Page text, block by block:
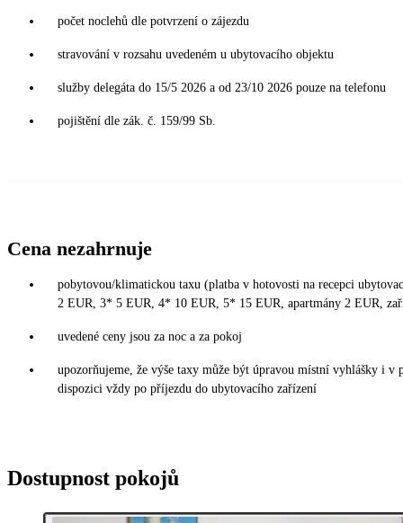
počet noclehů dle potvrzení o zájezdu
stravování v rozsahu uvedeném u ubytovacího objektu
služby delegáta do 15/5 2026 a od 23/10 2026 pouze na telefonu
pojištění dle zák. č. 159/99 Sb.
Cena nezahrnuje
pobytovou/klimatickou taxu (platba v hotovosti na recepci
2 EUR, 3* 5 EUR, 4* 10 EUR, 5* 15 EUR, apartmány 2 EUR,
uvedené ceny jsou za noc a za pokoj
upozorňujeme, že výše taxy může být úpravou místní vyhlášky i
dispozici vždy po příjezdu do ubytovacího zařízení
Dostupnost pokojů